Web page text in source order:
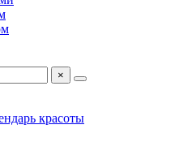
×
красоты